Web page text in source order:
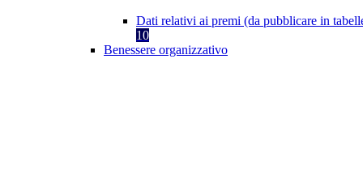
Dati relativi ai premi (da pubblicare in
10
Benessere organizzativo